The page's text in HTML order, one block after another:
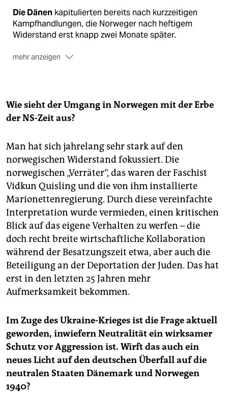
Die Dänen kapitulierten bereits nach kurzzeitigen
Kampfhandlungen, die Norweger nach heftigem
Widerstand erst knapp zwei Monate später.
mehr anzeigen
Wie sieht der Umgang in Norwegen mit der Erbe
der NS-Zeit aus?
Man hat sich jahrelang sehr stark auf den
norwegischen Widerstand fokussiert. Die
norwegischen „Verräter“, das waren der Faschist
Vidkun Quisling und die von ihm installierte
Marionettenregierung. Durch diese vereinfachte
Interpretation wurde vermieden, einen kritischen
Blick auf das eigene Verhalten zu werfen – die
doch recht breite wirtschaftliche Kollaboration
während der Besatzungszeit etwa, aber auch die
Beteiligung an der Deportation der Juden. Das hat
erst in den letzten 25 Jahren mehr
Aufmerksamkeit bekommen.
Im Zuge des Ukraine-Krieges ist die Frage aktuell
geworden, inwiefern Neutralität ein wirksamer
Schutz vor Aggression ist. Wirft das auch ein
neues Licht auf den deutschen Überfall auf die
neutralen Staaten Dänemark und Norwegen
1940?